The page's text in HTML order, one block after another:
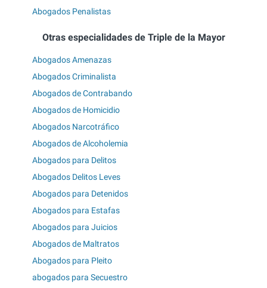
Abogados Penalistas
Otras especialidades de Triple de la Mayor
Abogados Amenazas
Abogados Criminalista
Abogados de Contrabando
Abogados de Homicidio
Abogados Narcotráfico
Abogados de Alcoholemia
Abogados para Delitos
Abogados Delitos Leves
Abogados para Detenidos
Abogados para Estafas
Abogados para Juicios
Abogados de Maltratos
Abogados para Pleito
abogados para Secuestro